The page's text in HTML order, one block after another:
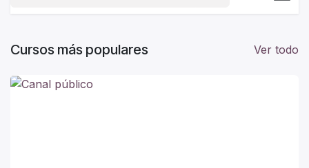
Ver todo
Cursos más populares